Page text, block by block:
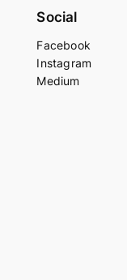
Social
Facebook
Instagram
Medium